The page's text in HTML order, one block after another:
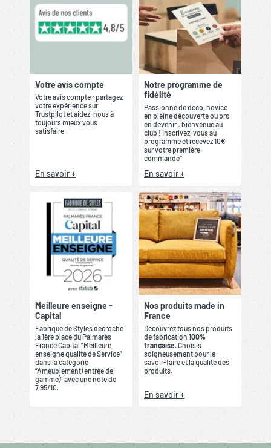
Votre avis compte
Votre avis compte : partagez
votre expérience sur
Trustpilot et aidez-nous à
toujours mieux vous
satisfaire.
En savoir +
Notre programme de
fidélité
Passionné de déco, novice
en pleine découverte ou pro
en devenir : bienvenue au
club ! Inscrivez-vous au
programme et recevez 10€
sur votre première
commande*
En savoir +
Meilleure enseigne -
Capital
Fabrique de Styles décroche
la 1ère place du Palmarès
France Capital “Meilleure
enseigne qualité de Service”
dans la catégorie
“Ameublement (entrée de
gamme)” avec une note de
7,95/10.
Nos produits made in
France
Découvrez tous nos produits
de fabrication 100%
française . Choisis
soigneusement pour le
savoir-faire et la qualité des
produits.
En savoir +